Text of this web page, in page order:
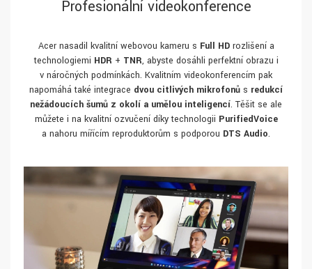
Profesionální videokonference
Acer nasadil kvalitní webovou kameru s Full HDrozlišení a
technologiemi HDR + TNR, abyste dosáhli perfektní obrazu i
v náročných podmínkách. Kvalitním videokonferencím pak
napomáhá také integrace dvou citlivých mikrofonů s redukcí
nežádoucích šumů z okolí a umělou inteligencí. Těšit se ale
můžete i na kvalitní ozvučení díky technologii PurifiedVoice
a nahoru mířícím reproduktorům s podporou DTS Audio.